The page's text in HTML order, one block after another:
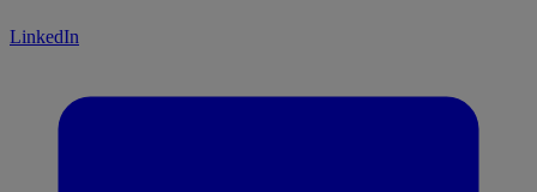
LinkedIn